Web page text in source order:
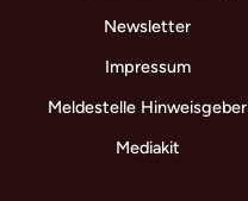
Newsletter
Impressum
Meldestelle Hinweisgeber
Mediakit